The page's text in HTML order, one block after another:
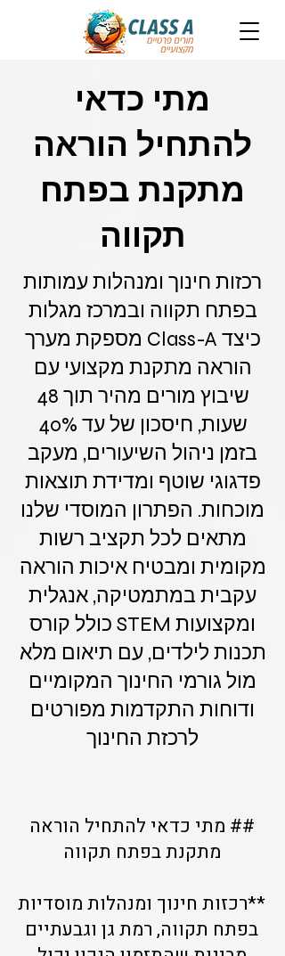
מתי כדאי
להתחיל הוראה
מתקנת בפתח
תקווה
רכזות חינוך ומנהלות עמותות
בפתח תקווה ובמרכז מגלות
כיצד Class-A מספקת מערך
הוראה מתקנת מקצועי עם
שיבוץ מורים מהיר תוך 48
שעות, חיסכון של עד 40%
בזמן ניהול השיעורים, מעקב
פדגוגי שוטף ומדידת תוצאות
מוכחות. הפתרון המוסדי שלנו
מתאים לכל תקציב רשות
מקומית ומבטיח איכות הוראה
עקבית במתמטיקה, אנגלית
ומקצועות STEM כולל קורס
תכנות לילדים, עם תיאום מלא
מול גורמי החינוך המקומיים
ודוחות התקדמות מפורטים
לרכזת החינוך
## מתי כדאי להתחיל הוראה
מתקנת בפתח תקווה
**רכזות חינוך ומנהלות מוסדיות
בפתח תקווה, רמת גן וגבעתיים